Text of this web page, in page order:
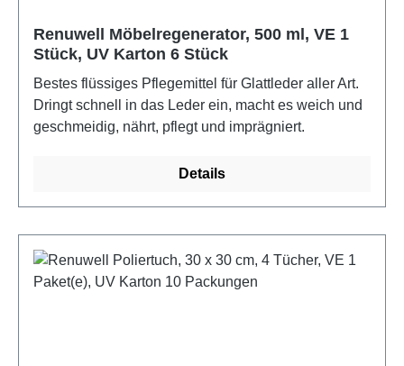
Renuwell Möbelregenerator, 500 ml, VE 1
Stück, UV Karton 6 Stück
Bestes flüssiges Pflegemittel für Glattleder aller Art.
Dringt schnell in das Leder ein, macht es weich und
geschmeidig, nährt, pflegt und imprägniert.
Details